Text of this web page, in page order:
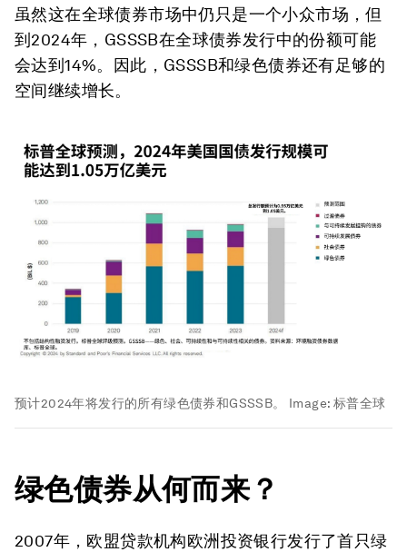
虽然这在全球债券市场中仍只是一个小众市场，但
到2024年，GSSSB在全球债券发行中的份额可能
会达到14%。因此，GSSSB和绿色债券还有足够的
空间继续增长。
预计2024年将发行的所有绿色债券和GSSSB。 Image: 标普全球
绿色债券从何而来？
2007年，欧盟贷款机构欧洲投资银行发行了首只绿